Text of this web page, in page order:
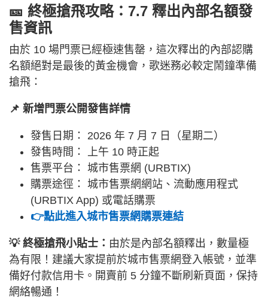
🎫 終極搶飛攻略：7.7 釋出內部名額發
售資訊
由於 10 場門票已經極速售罄，這次釋出的內部認購
名額絕對是最後的黃金機會，歌迷務必較定鬧鐘準備
搶飛：
📌 新增門票公開發售詳情
發售日期： 2026 年 7 月 7 日（星期二）
發售時間： 上午 10 時正起
售票平台： 城市售票網 (URBTIX)
購票途徑： 城市售票網網站、流動應用程式
(URBTIX App) 或電話購票
👉點此進入城市售票網購票連結
💡 終極搶飛小貼士： 由於是內部名額釋出，數量極
為有限！建議大家提前於城市售票網登入帳號，並準
備好付款信用卡。開賣前 5 分鐘不斷刷新頁面，保持
網絡暢通！